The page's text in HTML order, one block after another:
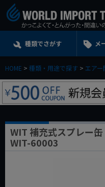
種類でさがす メ
HOME 種類・用途で探す エアー
WIT 補充式スプレー
WIT-60003